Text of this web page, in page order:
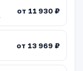
от 11 930 ₽
от 13 969 ₽